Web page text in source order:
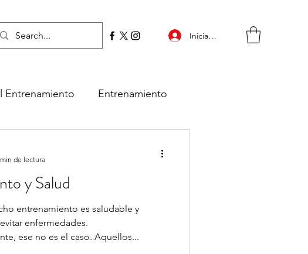
Iniciar sesión
Entrenamiento Entrenamiento
y Salud
entrenamiento es saludable y
enfermedades.
ese no es el caso. Aquellos...
de lectura